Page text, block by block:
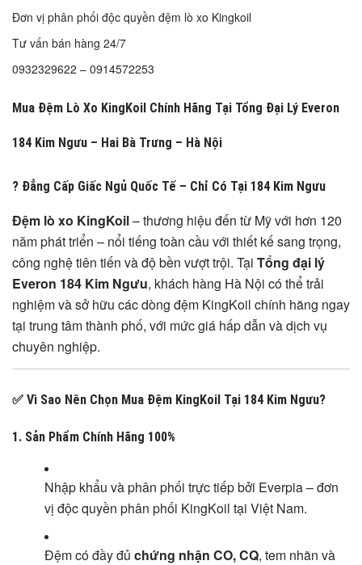
Đơn vị phân phối độc quyền đệm lò xo Kingkoil
Tư vấn bán hàng 24/7
0932329622 – 0914572253
Mua Đệm Lò Xo KingKoil Chính Hãng Tại Tổng Đại Lý Everon
184 Kim Ngưu – Hai Bà Trưng – Hà Nội
?️ Đẳng Cấp Giấc Ngủ Quốc Tế – Chỉ Có Tại 184 Kim Ngưu
Đệm lò xo KingKoil– thương hiệu đến từ Mỹ với hơn 120
năm phát triển – nổi tiếng toàn cầu với thiết kế sang trọng,
công nghệ tiên tiến và độ bền vượt trội. Tại Tổng đại lý
Everon 184 Kim Ngưu, khách hàng Hà Nội có thể trải
nghiệm và sở hữu các dòng đệm KingKoil chính hãng ngay
tại trung tâm thành phố, với mức giá hấp dẫn và dịch vụ
chuyên nghiệp.
✅ Vì Sao Nên Chọn Mua Đệm KingKoil Tại 184 Kim Ngưu?
1. Sản Phẩm Chính Hãng 100%
Nhập khẩu và phân phối trực tiếp bởi Everpia – đơn
vị độc quyền phân phối KingKoil tại Việt Nam.
Đệm có đầy đủ chứng nhận CO, CQ, tem nhãn và